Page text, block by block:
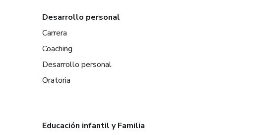
Desarrollo personal
Carrera
Coaching
Desarrollo personal
Oratoria
Educación infantil y Familia